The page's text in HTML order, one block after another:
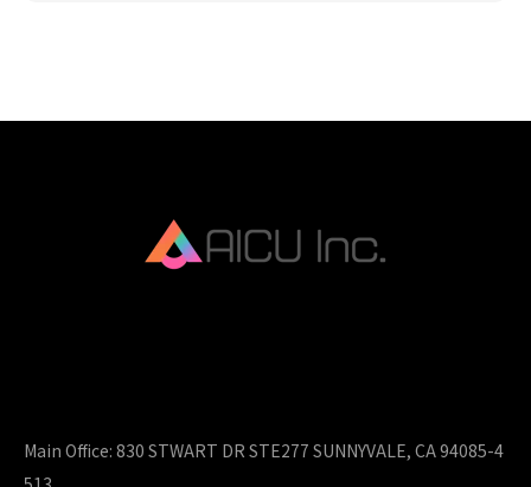
Main Office: 830 STWART DR STE277 SUNNYVALE, CA 94085-4